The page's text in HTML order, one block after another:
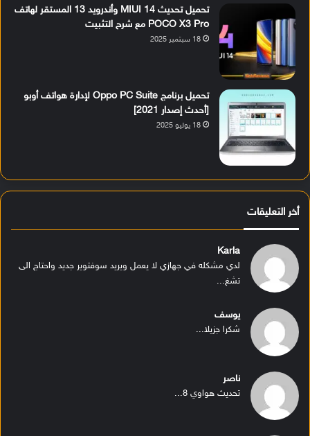
تحميل تحديث MIUI 14 وأندرويد 13 المستقر لهاتف
POCO X3 Pro مع شرح التثبيت
18 سبتمبر 2025
تحميل برنامج Oppo PC Suite لإدارة هواتف أوبو
[أحدث إصدار 2021]
18 يوليو 2025
أخر التعليقات
Karla
لدي مشكله في جهازي لا يعمل ويريد سوفتوير جديد واحتاج الى
تشغ...
يوسف
شكرا جزيلا...
ناصر
تحديث هواوي 8...